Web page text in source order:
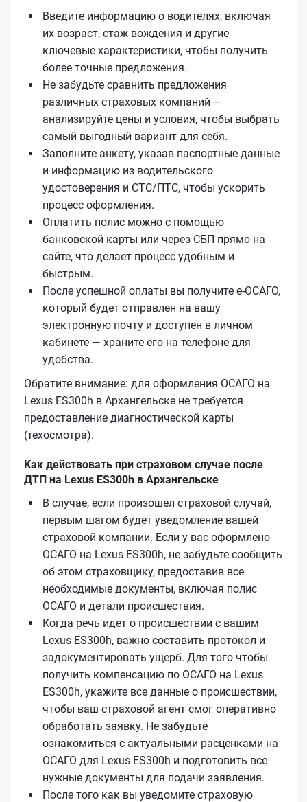
Введите информацию о водителях, включая
их возраст, стаж вождения и другие
ключевые характеристики, чтобы получить
более точные предложения.
Не забудьте сравнить предложения
различных страховых компаний —
анализируйте цены и условия, чтобы выбрать
самый выгодный вариант для себя.
Заполните анкету, указав паспортные данные
и информацию из водительского
удостоверения и СТС/ПТС, чтобы ускорить
процесс оформления.
Оплатить полис можно с помощью
банковской карты или через СБП прямо на
сайте, что делает процесс удобным и
быстрым.
После успешной оплаты вы получите е‑ОСАГО,
который будет отправлен на вашу
электронную почту и доступен в личном
кабинете — храните его на телефоне для
удобства.
Обратите внимание: для оформления ОСАГО на
Lexus ES300h в Архангельске не требуется
предоставление диагностической карты
(техосмотра).
Как действовать при страховом случае после
ДТП на Lexus ES300h в Архангельске
В случае, если произошел страховой случай,
первым шагом будет уведомление вашей
страховой компании. Если у вас оформлено
ОСАГО на Lexus ES300h, не забудьте сообщить
об этом страховщику, предоставив все
необходимые документы, включая полис
ОСАГО и детали происшествия.
Когда речь идет о происшествии с вашим
Lexus ES300h, важно составить протокол и
задокументировать ущерб. Для того чтобы
получить компенсацию по ОСАГО на Lexus
ES300h, укажите все данные о происшествии,
чтобы ваш страховой агент смог оперативно
обработать заявку. Не забудьте
ознакомиться с актуальными расценками на
ОСАГО для Lexus ES300h и подготовить все
нужные документы для подачи заявления.
После того как вы уведомите страховую